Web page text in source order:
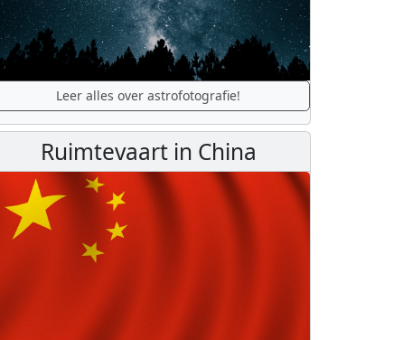
Leer alles over astrofotografie!
Ruimtevaart in China